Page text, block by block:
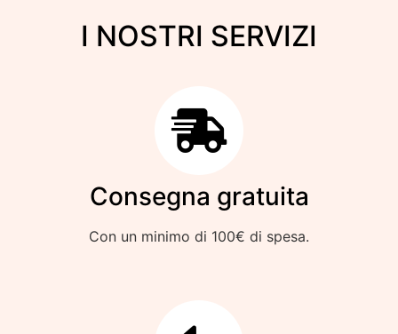
I NOSTRI SERVIZI
Consegna gratuita
Con un minimo di 100€ di spesa.